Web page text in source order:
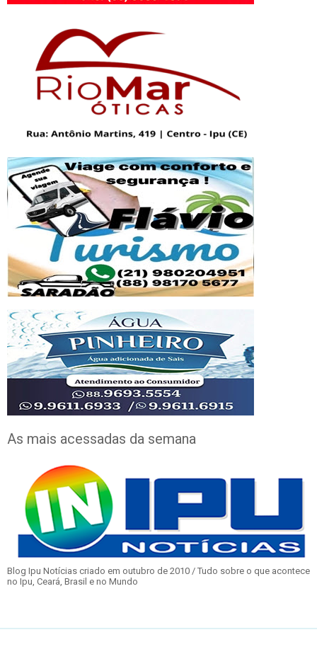
As mais acessadas da semana
Blog Ipu Notícias criado em outubro de 2010 / Tudo sobre o que acontece
no Ipu, Ceará, Brasil e no Mundo